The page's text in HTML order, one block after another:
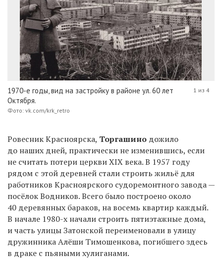
1970-е годы, вид на застройку в районе ул. 60 лет
Октября.
Фото: vk.com/krk_retro
1 из 4
Ровесник Красноярска, Торгашино дожило
до наших дней, практически не изменившись, если
не считать потери церкви XIX века. В 1957 году
рядом с этой деревней стали строить жильё для
работников Красноярского судоремонтного завода —
посёлок Водников. Всего было построено около
40 деревянных бараков, на восемь квартир каждый.
В начале 1980-х начали строить пятиэтажные дома,
и часть улицы Затонской переименовали в улицу
дружинника Алёши Тимошенкова, погибшего здесь
в драке с пьяными хулиганами.